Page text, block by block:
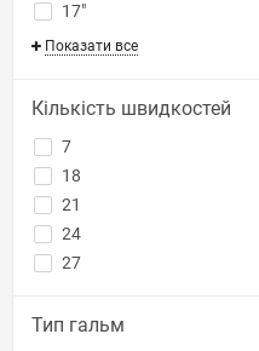
17"
Показати все
Кількість швидкостей
7
18
21
24
27
Тип гальм